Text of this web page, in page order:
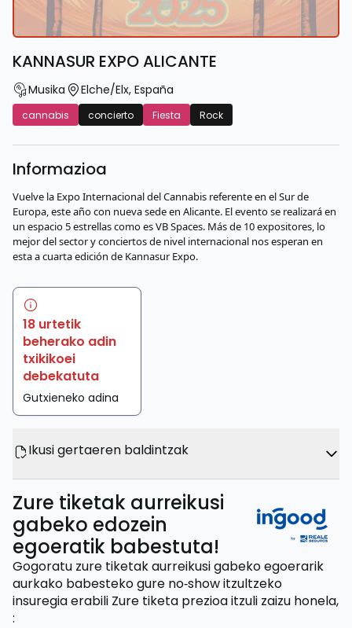
KANNASUR EXPO ALICANTE
Musika Elche/Elx, España
cannabis concierto Fiesta Rock
Informazioa
Vuelve la Expo Internacional del Cannabis referente en el Sur de
Europa, este año con nueva sede en Alicante. El evento se realizará en
un espacio 5 estrellas como es VB Spaces. Más de 10 expositores, lo
mejor del sector y conciertos de nivel internacional nos esperan en
esta a cuarta edición de Kannasur Expo.
18 urtetik
beherako adin
txikikoei
debekatuta
Gutxieneko adina
Ikusi gertaeren baldintzak
Zure tiketak aurreikusi
gabeko edozein
egoeratik babestuta!
Gogoratu zure tiketak aurreikusi gabeko egoerarik
aurkako babesteko gure no‑show itzultzeko
insuregia erabili Zure tiketa prezioa itzuli zaizu honela,
: